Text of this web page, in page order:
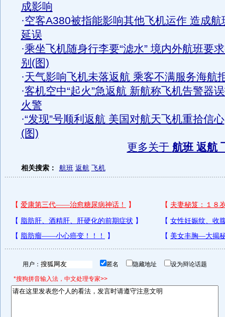
成影响
·空客A380被指能影响其他飞机运作 造成航
延误
·乘坐飞机随身行李要“滤水” 境内外航班要
别(图)
·天气影响飞机未落返航 乘客不满服务海航
·客机空中“起火”急返航 新航称飞机告警器
火警
·“发现”号顺利返航 美国对航天飞机重拾信心
(图)
更多关于 航班 返航
相关搜索： 航班 返航 飞机
用户： 匿名 隐藏地址 设为辩论话题
*搜狗拼音输入法，中文处理专家>>